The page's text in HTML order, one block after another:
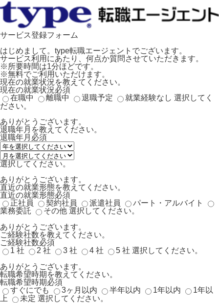
サービス登録フォーム
はじめまして。type転職エージェントでございます。
サービス利用にあたり、何点か質問させていただきます。
※所要時間は1分ほどです。
※無料でご利用いただけます。
現在の就業状況を教えてください。
現在の就業状況必須
在職中
離職中 退職予定 就業経験なし 選択してく
ださい。
ありがとうございます。
退職年月を教えてください。
退職年月 必須
選択してください。
ありがとうございます。
直近の就業形態を教えてください。
直近の就業形態必須
正社員
契約社員 派遣社員
パート・アルバイト
業務委託
その他 選択してください。
ありがとうございます。
ご経験社数を教えてください。
ご経験社数必須
1 社
2 社 3 社 4 社 5 社 選択してください。
ありがとうございます。
転職希望時期を教えてください。
転職希望時期必須
すぐにでも
3ヶ月以内 半年以内 1年以内
1年以
上
未定 選択してください。